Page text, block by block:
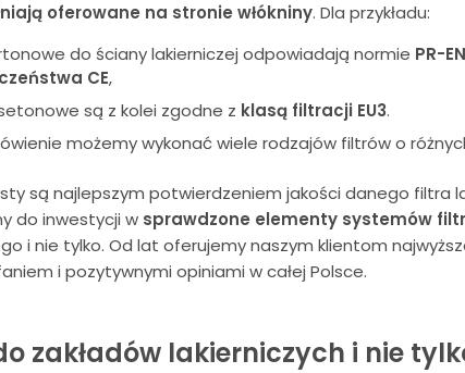
oferowane na stronie włókniny. Dla przykładu:
do ściany lakierniczej odpowiadają normie PR-
CE,
są z kolei zgodne z klasą filtracji EU3.
możemy wykonać wiele rodzajów filtrów o
są najlepszym potwierdzeniem jakości danego filtra
do inwestycji wsprawdzone elementy systemów
i nie tylko. Od lat oferujemy naszym klientom
i pozytywnymi opiniami w całej Polsce.
zakładów lakierniczych i nie